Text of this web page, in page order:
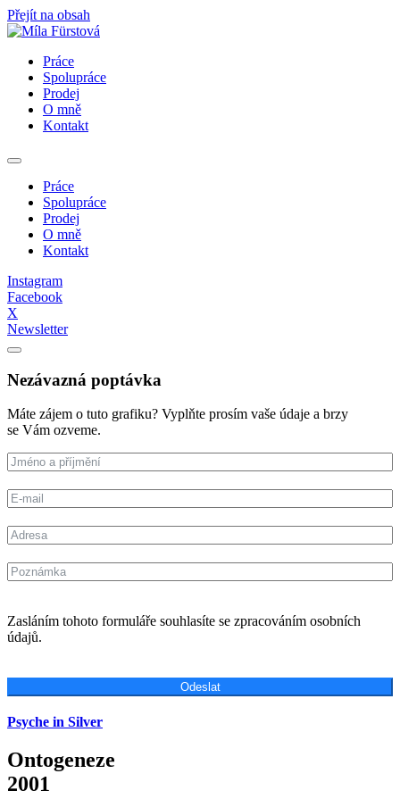
Přejít na obsah
Práce
Spolupráce
Prodej
O mně
Kontakt
Práce
Spolupráce
Prodej
O mně
Kontakt
Instagram
Facebook
X
Newsletter
Nezávazná poptávka
Máte zájem o tuto grafiku? Vyplňte prosím vaše údaje a brzy
se Vám ozveme.
Zasláním tohoto formuláře souhlasíte se zpracováním osobních
údajů.
Odeslat
Psyche in Silver
Ontogeneze
2001